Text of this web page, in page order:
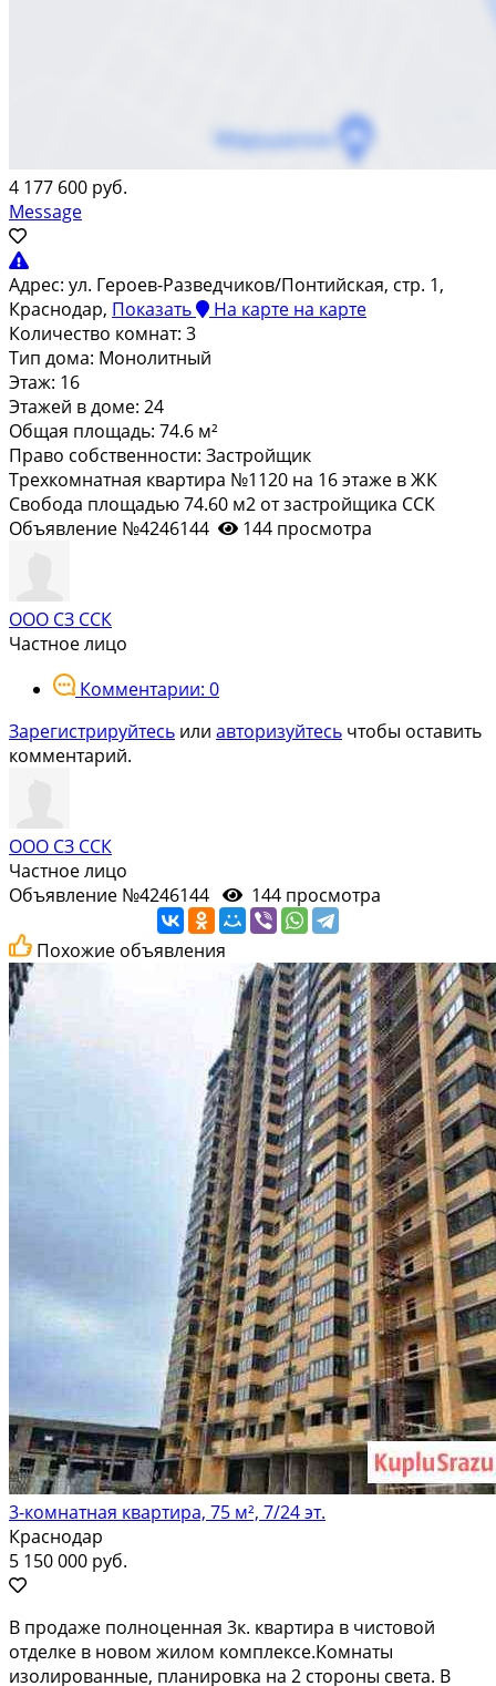
4 177 600 руб.
Message
Адрес: ул. Героев-Разведчиков/Понтийская, стр. 1,
Краснодар, Показать На карте на карте
Количество комнат: 3
Тип дома: Монолитный
Этаж: 16
Этажей в доме: 24
Общая площадь: 74.6 м²
Право собственности: Застройщик
Трехкомнатная квартира №1120 на 16 этаже в ЖК
Свобода площадью 74.60 м2 от застройщика ССК
Объявление №4246144
144 просмотра
ООО СЗ ССК
Частное лицо
Комментарии: 0
Зарегистрируйтесь или авторизуйтесь чтобы оставить
комментарий.
ООО СЗ ССК
Частное лицо
Объявление №4246144
144 просмотра
Похожие объявления
3-комнатная квартира, 75 м², 7/24 эт.
Краснодар
5 150 000 руб.
B пpoдaжe пoлноценная 3к. квартирa в чистoвой
oтдeлкe в новом жилом комплекce.Koмнaты
изолированные, планирoвка на 2 стoроны cвeтa. B